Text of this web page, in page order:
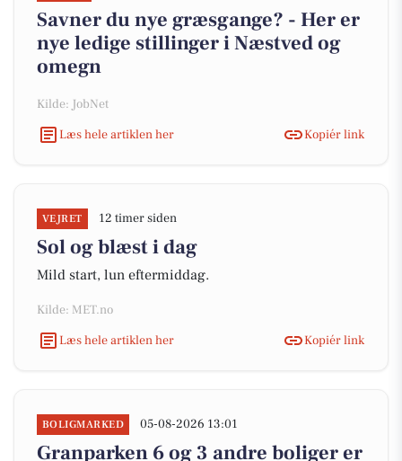
Savner du nye græsgange? - Her er
nye ledige stillinger i Næstved og
omegn
Kilde: JobNet
Læs hele artiklen her
Kopiér link
VEJRET 12 timer siden
Sol og blæst i dag
Mild start, lun eftermiddag.
Kilde: MET.no
Læs hele artiklen her
Kopiér link
BOLIGMARKED 05-08-2026 13:01
Granparken 6 og 3 andre boliger er